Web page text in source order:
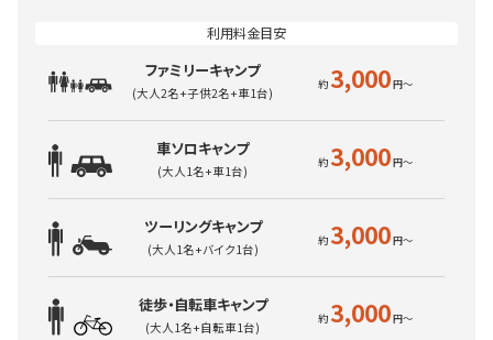
ファミリーキャンプ
(大人2名+子供2名+車1台) 3,000
車ソロキャンプ
(大人1名+車1台) 3,000
ツーリングキャンプ
(大人1名+バイク1台) 3,000
徒歩・自転車キャンプ
(大人1名+自転車1台) 3,000